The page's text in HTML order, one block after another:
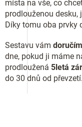
místa na vše, co
prodlouženou
Díky tomu oba prvky
Sestavu vám
dne, pokud ji máme
prodloužená 5letá
do 30 dnů od převzetí.